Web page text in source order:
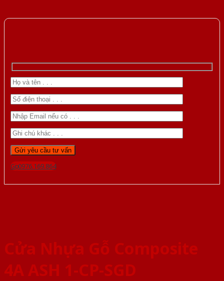
Gọi 0976.169.864
Cửa Nhựa Gỗ Composite
4A ASH 1-CP-SGD